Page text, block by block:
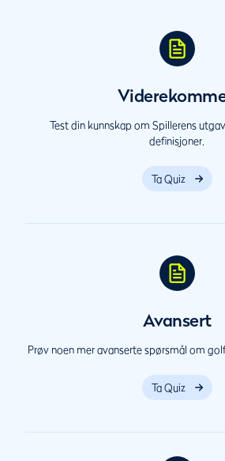
Test din kunnskap om Spillerens
definisjoner.
Ta Quiz
Avansert
Prøv noen mer avanserte spørsmål om
Ta Quiz